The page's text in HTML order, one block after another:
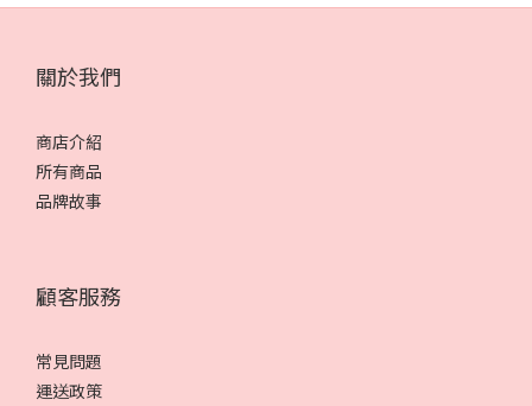
關於我們
商店介紹
所有商品
品牌故事
顧客服務
常見問題
運送政策